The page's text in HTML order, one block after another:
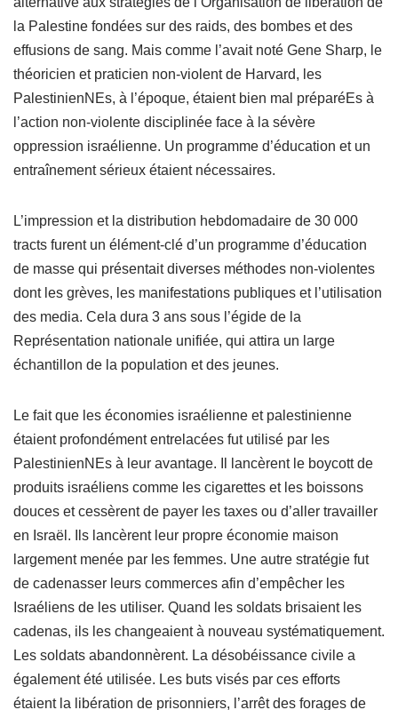
la Palestine fondées sur des raids, des bombes et des
effusions de sang. Mais comme l’avait noté Gene Sharp, le
théoricien et praticien non-violent de Harvard, les
PalestinienNEs, à l’époque, étaient bien mal préparéEs à
l’action non-violente disciplinée face à la sévère
oppression israélienne. Un programme d’éducation et un
entraînement sérieux étaient nécessaires.
L’impression et la distribution hebdomadaire de 30 000
tracts furent un élément-clé d’un programme d’éducation
de masse qui présentait diverses méthodes non-violentes
dont les grèves, les manifestations publiques et l’utilisation
des media. Cela dura 3 ans sous l’égide de la
Représentation nationale unifiée, qui attira un large
échantillon de la population et des jeunes.
Le fait que les économies israélienne et palestinienne
étaient profondément entrelacées fut utilisé par les
PalestinienNEs à leur avantage. Il lancèrent le boycott de
produits israéliens comme les cigarettes et les boissons
douces et cessèrent de payer les taxes ou d’aller travailler
en Israël. Ils lancèrent leur propre économie maison
largement menée par les femmes. Une autre stratégie fut
de cadenasser leurs commerces afin d’empêcher les
Israéliens de les utiliser. Quand les soldats brisaient les
cadenas, ils les changeaient à nouveau systématiquement.
Les soldats abandonnèrent. La désobéissance civile a
également été utilisée. Les buts visés par ces efforts
étaient la libération de prisonniers, l’arrêt des forages de